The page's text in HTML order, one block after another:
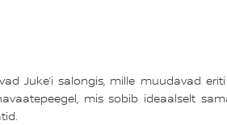
Juke’i salongis, mille muudavad
mis sobib ideaalselt